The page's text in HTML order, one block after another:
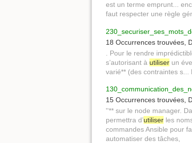
est un terme emprunt...
faut respecter une règle
18 Occurrences trouvées
. Pour le rendre
s’autorisant à utiliser un
varié** (des contraintes s...
15 Occurrences trouvées
''** sur le node manager.
permettra d’utiliser les
commandes Ansible pour
automatiser des tâches,